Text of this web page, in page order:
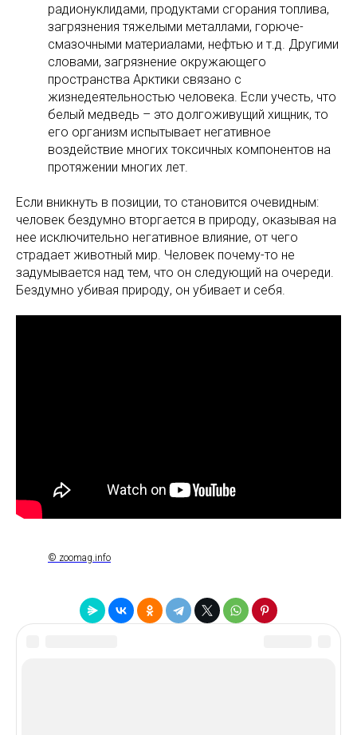
радионуклидами, продуктами сгорания топлива,
загрязнения тяжелыми металлами, горюче-
смазочными материалами, нефтью и т.д. Другими
словами, загрязнение окружающего
пространства Арктики связано с
жизнедеятельностью человека. Если учесть, что
белый медведь – это долгоживущий хищник, то
его организм испытывает негативное
воздействие многих токсичных компонентов на
протяжении многих лет.
Если вникнуть в позиции, то становится очевидным:
человек бездумно вторгается в природу, оказывая на
нее исключительно негативное влияние, от чего
страдает животный мир. Человек почему-то не
задумывается над тем, что он следующий на очереди.
Бездумно убивая природу, он убивает и себя.
© zoomag.info